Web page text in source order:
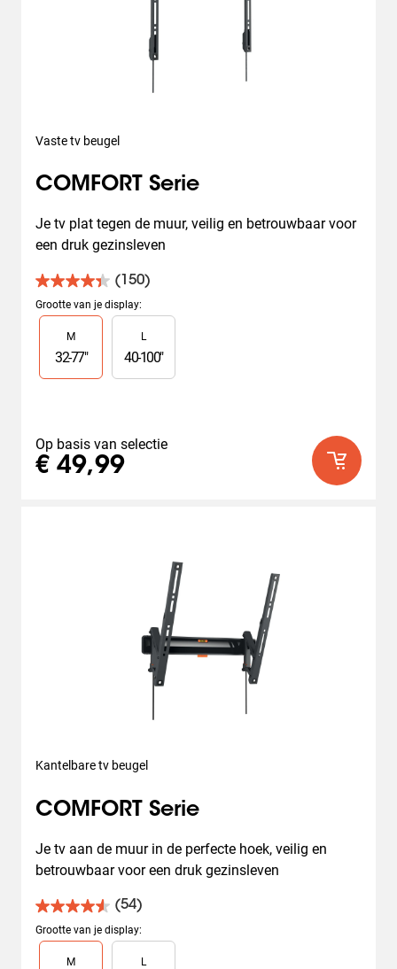
Vaste tv beugel
COMFORT Serie
Je tv plat tegen de muur, veilig en betrouwbaar voor
een druk gezinsleven
(150)
4.4
van
de
sterren.
150
Grootte van je display:
Slide 1 of 2
M
32-77"
L
40-100"
Op basis van selectie
€ 49,99
Kantelbare tv beugel
COMFORT Serie
Je tv aan de muur in de perfecte hoek, veilig en
betrouwbaar voor een druk gezinsleven
(54)
4.6
van
de
Grootte van je display:
Slide 1 of 2
M L